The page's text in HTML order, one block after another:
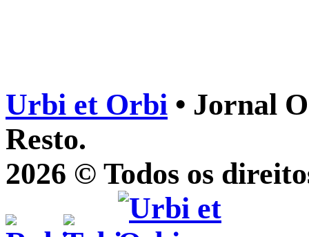
Urbi et Orbi • Jornal
Resto.
2026 © Todos os